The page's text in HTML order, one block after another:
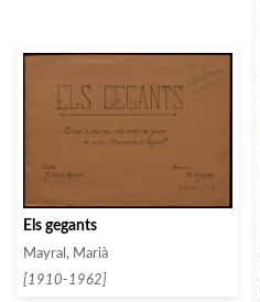
Els gegants
Mayral, Marià
[1910-1962]